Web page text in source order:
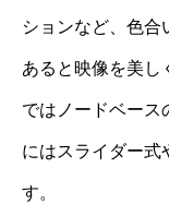
ションなど、色合
あると映像を美し
ではノードベース
にはスライダー式
す。